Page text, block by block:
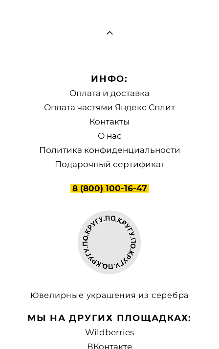
ИНФО:
Оплата и доставка
Оплата частями Яндекс Сплит
Контакты
О нас
Политика конфиденциальности
Подарочный сертификат
8 (800) 100-16-47
Ювелирные украшения из серебра
МЫ НА ДРУГИХ ПЛОЩАДКАХ:
Wildberries
ВКонтакте